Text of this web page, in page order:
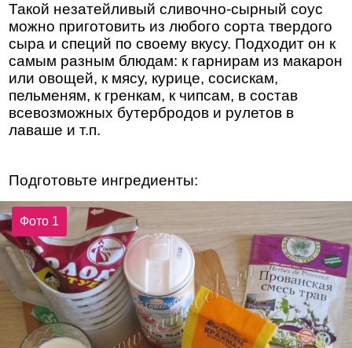
Такой незатейливый сливочно-сырный соус
можно приготовить из любого сорта твердого
сыра и специй по своему вкусу. Подходит он к
самым разным блюдам: к гарнирам из макарон
или овощей, к мясу, курице, сосискам,
пельменям, к гренкам, к чипсам, в состав
всевозможных бутербродов и рулетов в
лаваше и т.п.
Подготовьте ингредиенты:
Фото 1